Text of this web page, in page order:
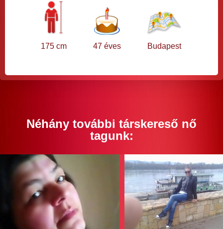
175 cm 47 éves Budapest
Néhány további társkereső nő
tagunk: